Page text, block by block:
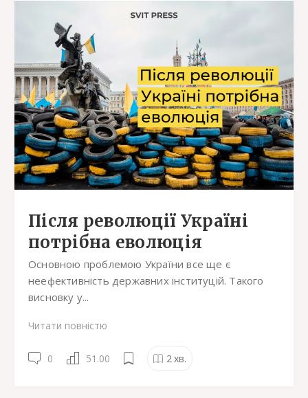
Після революції Україні
потрібна еволюція
Основною проблемою України все ще є
неефективність державних інституцій. Такого
висновку у...
Читати повністю
0 51.00 2хв.